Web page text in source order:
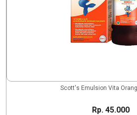
Scott's Emulsion Vita
Rp. 45.000